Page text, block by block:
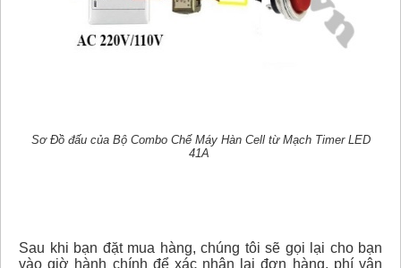
Sơ Đồ đấu của Bộ Combo Chế Máy Hàn Cell từ Mạch Timer LED
41A
Sau khi bạn đặt mua hàng, chúng tôi sẽ gọi lại cho bạn
vào giờ hành chính để xác nhận lại đơn hàng, phí vận